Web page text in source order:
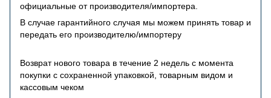
официальные от производителя/импортера.
В случае гарантийного случая мы можем принять товар и
передать его производителю/импортеру
Возврат нового товара в течение 2 недель с момента
покупки с сохраненной упаковкой, товарным видом и
кассовым чеком